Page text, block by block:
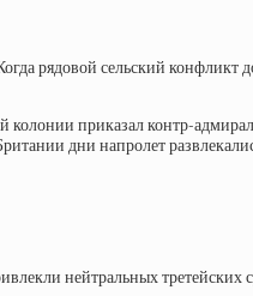
рядовой сельский конфликт
колонии приказал контр-
дни напролет
нейтральных третейских